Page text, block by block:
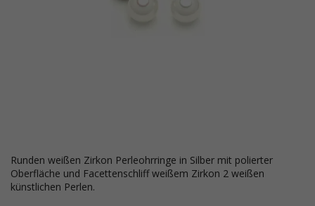
runden weißen Zirkon Perleohrringe in Silber mit polierter
Oberfläche und Facettenschliff weißem Zirkon 2 weißen
künstlichen Perlen.